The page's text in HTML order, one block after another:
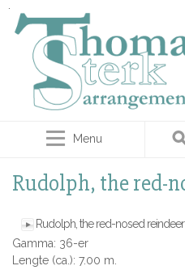
Menu
Rudolph, the red-
Rudolph, the red-nosed reindeer
Gamma: 36-er
Lengte (ca.): 7.00 m.